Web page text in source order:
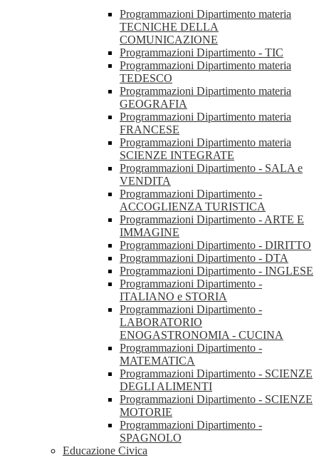
Programmazioni Dipartimento materia
TECNICHE DELLA
COMUNICAZIONE
Programmazioni Dipartimento - TIC
Programmazioni Dipartimento materia
TEDESCO
Programmazioni Dipartimento materia
GEOGRAFIA
Programmazioni Dipartimento materia
FRANCESE
Programmazioni Dipartimento materia
SCIENZE INTEGRATE
Programmazioni Dipartimento - SALA e
VENDITA
Programmazioni Dipartimento -
ACCOGLIENZA TURISTICA
Programmazioni Dipartimento - ARTE E
IMMAGINE
Programmazioni Dipartimento - DIRITTO
Programmazioni Dipartimento - DTA
Programmazioni Dipartimento - INGLESE
Programmazioni Dipartimento -
ITALIANO e STORIA
Programmazioni Dipartimento -
LABORATORIO
ENOGASTRONOMIA - CUCINA
Programmazioni Dipartimento -
MATEMATICA
Programmazioni Dipartimento - SCIENZE
DEGLI ALIMENTI
Programmazioni Dipartimento - SCIENZE
MOTORIE
Programmazioni Dipartimento -
SPAGNOLO
Educazione Civica